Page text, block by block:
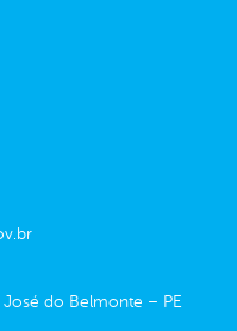
José do Belmonte – PE